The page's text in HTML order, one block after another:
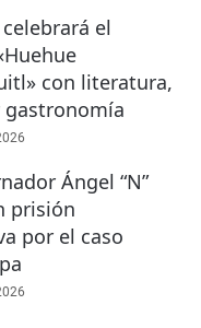
el
con literatura,
gastronomía
Ángel “N”
prisión
por el caso